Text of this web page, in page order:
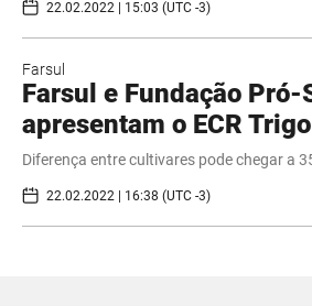
22.02.2022 | 15:03 (UTC -3)
Farsul
Farsul e Fundação Pró-
apresentam o ECR
Diferença entre cultivares pode chegar a
22.02.2022 | 16:38 (UTC -3)